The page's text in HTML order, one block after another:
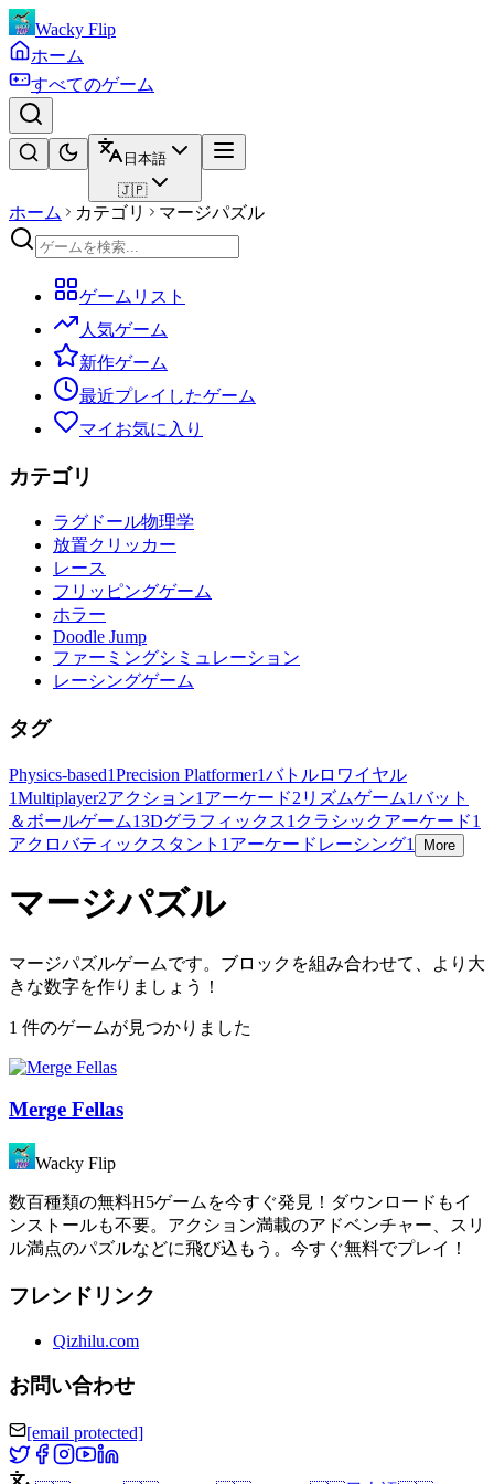
Wacky Flip
ホーム
すべてのゲーム
日本語
🇯🇵
ホーム カテゴリ マージパズル
ゲームリスト
人気ゲーム
新作ゲーム
最近プレイしたゲーム
マイお気に入り
カテゴリ
ラグドール物理学
放置クリッカー
レース
フリッピングゲーム
ホラー
Doodle Jump
ファーミングシミュレーション
レーシングゲーム
タグ
Physics-based1Precision Platformer1バトルロワイヤル
1Multiplayer2アクション1 アーケード2 リズムゲーム1バット
＆ボールゲーム13Dグラフィックス1 クラシックアーケード1
アクロバティックスタント 1 アーケードレーシング1 More
マージパズル
マージパズルゲームです。ブロックを組み合わせて、より大
きな数字を作りましょう！
1 件のゲームが見つかりました
Merge Fellas
Wacky Flip
数百種類の無料H5ゲームを今すぐ発見！ダウンロードもイ
ンストールも不要。アクション満載のアドベンチャー、スリ
ル満点のパズルなどに飛び込もう。今すぐ無料でプレイ！
フレンドリンク
Qizhilu.com
お問い合わせ
[email protected]